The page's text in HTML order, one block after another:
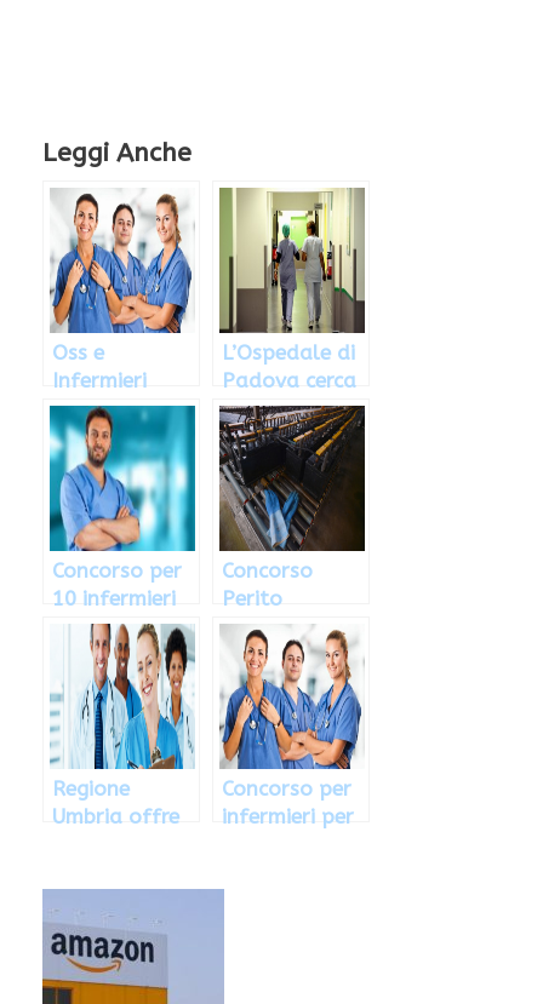
Leggi Anche
Oss e
Infermieri
ricercati per
ospedale
Catanzaro
L’Ospedale di
Padova cerca
20 infermieri,
come
candidarsi
Concorso per
10 infermieri
all’ospedale
di Verona
Concorso
Perito
Elettronico a
Terni
Regione
Umbria offre
Concorso per
infermieri per